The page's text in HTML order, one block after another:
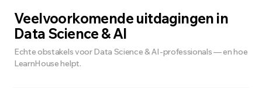
Veelvoorkomende uitdagingen in
Data Science & AI
Echte obstakels voor Data Science & AI-professionals — en hoe
LearnHouse helpt.